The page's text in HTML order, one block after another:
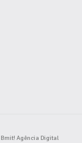
Bmit! Agência Digital